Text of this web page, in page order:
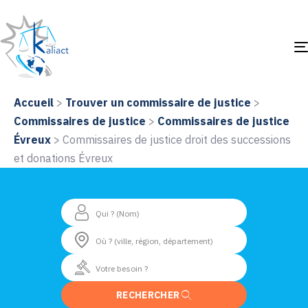
Accueil > Trouver un commissaire de justice >
Commissaires de justice > Commissaires de justice
Évreux > Commissaires de justice droit des successions
et donations Évreux
RECHERCHER